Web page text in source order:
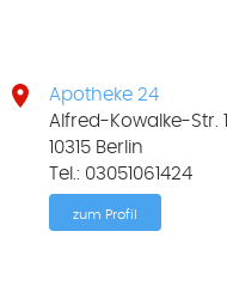

Apotheke 24
Alfred-Kowalke-Str. 1
10315 Berlin
Tel.: 03051061424
zum Profil